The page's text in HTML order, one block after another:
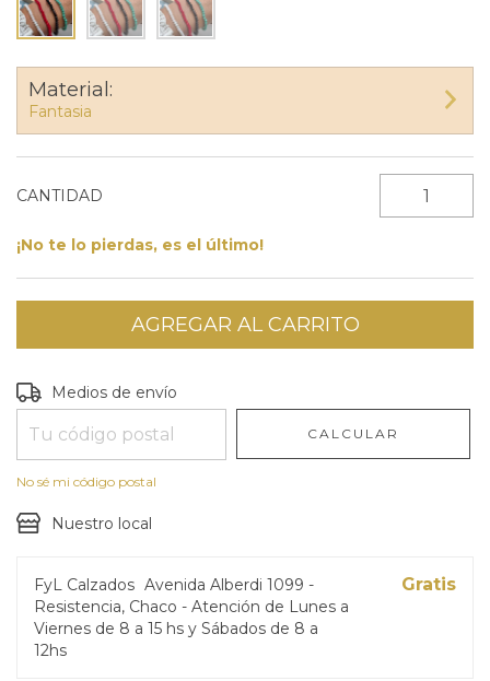
Material:
Fantasia
CANTIDAD
¡No te lo pierdas, es el último!
Entregas para el CP:
Medios de envío
CALCULAR
No sé mi código postal
Nuestro local
FyL Calzados Avenida Alberdi 1099 -
Resistencia, Chaco - Atención de Lunes a
Viernes de 8 a 15 hs y Sábados de 8 a
12hs
Gratis